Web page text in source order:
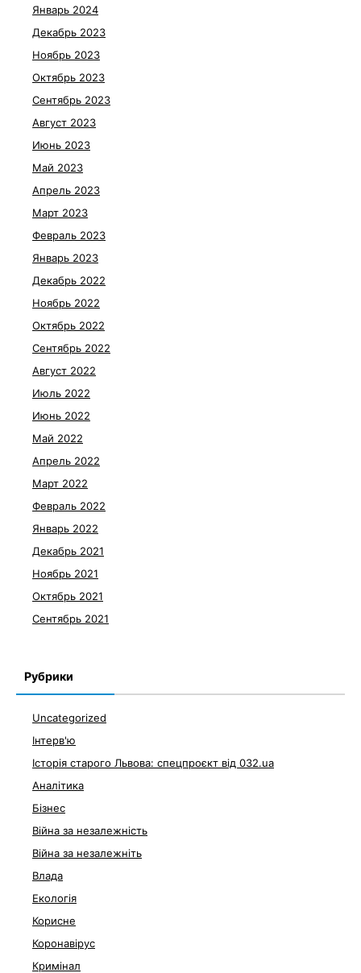
Январь 2024
Декабрь 2023
Ноябрь 2023
Октябрь 2023
Сентябрь 2023
Август 2023
Июнь 2023
Май 2023
Апрель 2023
Март 2023
Февраль 2023
Январь 2023
Декабрь 2022
Ноябрь 2022
Октябрь 2022
Сентябрь 2022
Август 2022
Июль 2022
Июнь 2022
Май 2022
Апрель 2022
Март 2022
Февраль 2022
Январь 2022
Декабрь 2021
Ноябрь 2021
Октябрь 2021
Сентябрь 2021
Рубрики
Uncategorized
Інтерв'ю
Історія старого Львова: спецпроєкт від 032.ua
Аналітика
Бізнес
Війна за незалежність
Війна за незалежніть
Влада
Екологія
Корисне
Коронавірус
Кримінал